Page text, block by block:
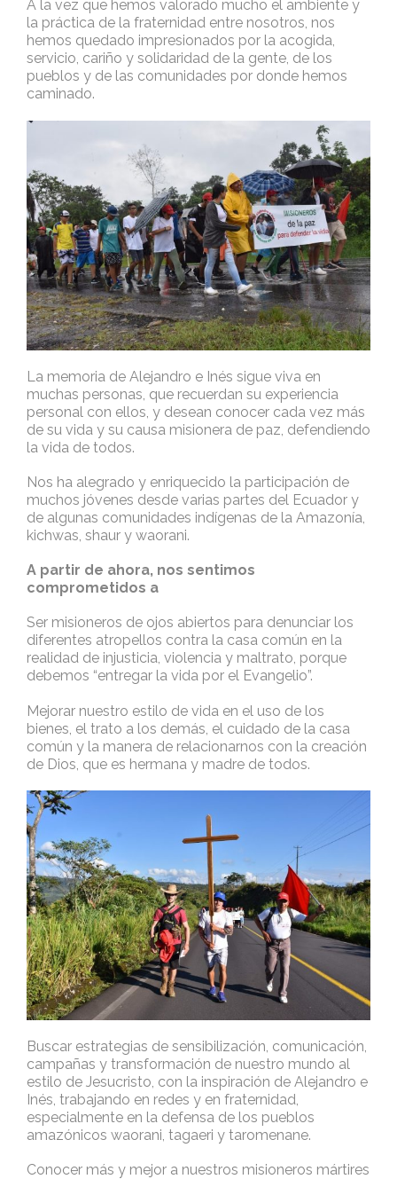
A la vez que hemos valorado mucho el ambiente y
la práctica de la fraternidad entre nosotros, nos
hemos quedado impresionados por la acogida,
servicio, cariño y solidaridad de la gente, de los
pueblos y de las comunidades por donde hemos
caminado.
La memoria de Alejandro e Inés sigue viva en
muchas personas, que recuerdan su experiencia
personal con ellos, y desean conocer cada vez más
de su vida y su causa misionera de paz, defendiendo
la vida de todos.
Nos ha alegrado y enriquecido la participación de
muchos jóvenes desde varias partes del Ecuador y
de algunas comunidades indígenas de la Amazonía,
kichwas, shaur y waorani.
A partir de ahora, nos sentimos
comprometidos a
Ser misioneros de ojos abiertos para denunciar los
diferentes atropellos contra la casa común en la
realidad de injusticia, violencia y maltrato, porque
debemos “entregar la vida por el Evangelio”.
Mejorar nuestro estilo de vida en el uso de los
bienes, el trato a los demás, el cuidado de la casa
común y la manera de relacionarnos con la creación
de Dios, que es hermana y madre de todos.
Buscar estrategias de sensibilización, comunicación,
campañas y transformación de nuestro mundo al
estilo de Jesucristo, con la inspiración de Alejandro e
Inés, trabajando en redes y en fraternidad,
especialmente en la defensa de los pueblos
amazónicos waorani, tagaeri y taromenane.
Conocer más y mejor a nuestros misioneros mártires